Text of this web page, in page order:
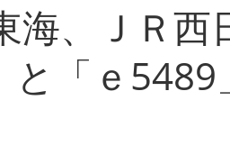
海、ＪＲ
と「ｅ